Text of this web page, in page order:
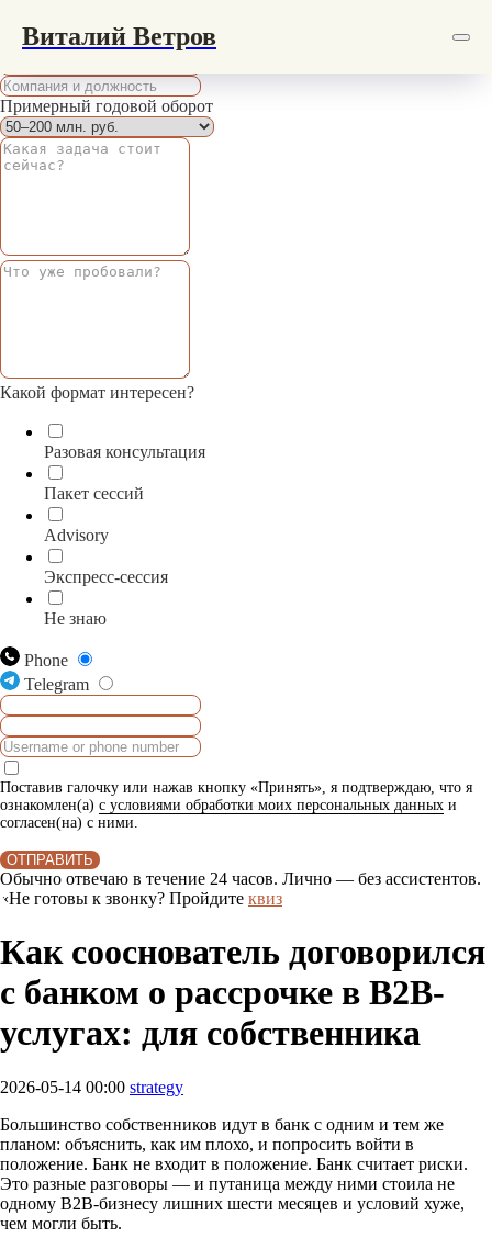
Виталий Ветров
Запись на консультацию
Примерный годовой оборот
Какой формат интересен?
Разовая консультация
Пакет сессий
Advisory
Экспресс-сессия
Не знаю
Phone
Telegram
Поставив галочку или нажав кнопку «Принять», я подтверждаю, что я
ознакомлен(а) с условиями обработки моих персональных данных и
согласен(на) с ними.
ОТПРАВИТЬ
Обычно отвечаю в течение 24 часов. Лично — без ассистентов.
«Не готовы к звонку? Пройдите квиз
Как сооснователь договорился
с банком о рассрочке в B2B-
услугах: для собственника
2026-05-14 00:00 strategy
Большинство собственников идут в банк с одним и тем же
планом: объяснить, как им плохо, и попросить войти в
положение. Банк не входит в положение. Банк считает риски.
Это разные разговоры — и путаница между ними стоила не
одному B2B-бизнесу лишних шести месяцев и условий хуже,
чем могли быть.